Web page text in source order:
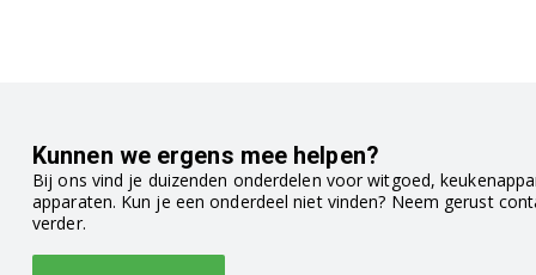
WQ45G2ACDN/03
Kunnen we ergens mee helpen?
Bij ons vind je duizenden onderdelen voor witgoed,
apparaten. Kun je een onderdeel niet vinden? Neem gerust
verder.